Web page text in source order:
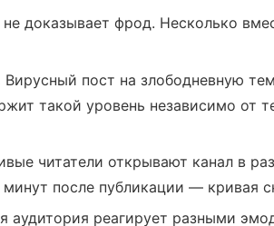
доказывает фрод. Несколько
Вирусный пост на злободневную
такой уровень независимо от
читатели открывают канал в
после публикации — кривая
аудитория реагирует разными